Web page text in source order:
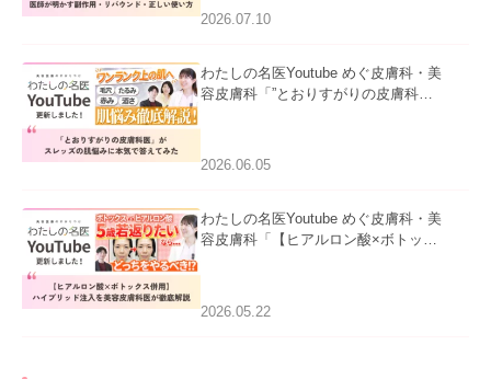
た。
2026.07.10
わたしの名医Youtube めぐ皮膚科・美
容皮膚科「”とおりすがりの皮膚科
2026.06.05
わたしの名医Youtube めぐ皮膚科・美
容皮膚科「【ヒアルロン酸×ボトック
た。
2026.05.22